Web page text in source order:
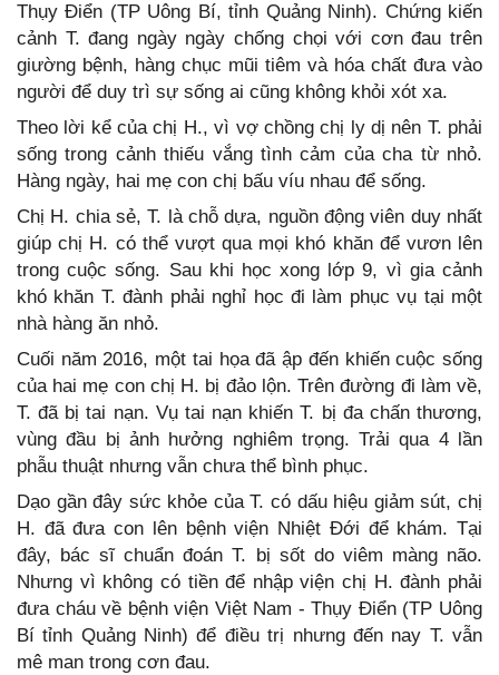
Thụy Điển (TP Uông Bí, tỉnh Quảng Ninh). Chứng kiến
cảnh T. đang ngày ngày chống chọi với cơn đau trên
giường bệnh, hàng chục mũi tiêm và hóa chất đưa vào
người để duy trì sự sống ai cũng không khỏi xót xa.
Theo lời kể của chị H., vì vợ chồng chị ly dị nên T. phải
sống trong cảnh thiếu vắng tình cảm của cha từ nhỏ.
Hàng ngày, hai mẹ con chị bấu víu nhau để sống.
Chị H. chia sẻ, T. là chỗ dựa, nguồn động viên duy nhất
giúp chị H. có thể vượt qua mọi khó khăn để vươn lên
trong cuộc sống. Sau khi học xong lớp 9, vì gia cảnh
khó khăn T. đành phải nghỉ học đi làm phục vụ tại một
nhà hàng ăn nhỏ.
Cuối năm 2016, một tai họa đã ập đến khiến cuộc sống
của hai mẹ con chị H. bị đảo lộn. Trên đường đi làm về,
T. đã bị tai nạn. Vụ tai nạn khiến T. bị đa chấn thương,
vùng đầu bị ảnh hưởng nghiêm trọng. Trải qua 4 lần
phẫu thuật nhưng vẫn chưa thể bình phục.
Dạo gần đây sức khỏe của T. có dấu hiệu giảm sút, chị
H. đã đưa con lên bệnh viện Nhiệt Đới để khám. Tại
đây, bác sĩ chuẩn đoán T. bị sốt do viêm màng não.
Nhưng vì không có tiền để nhập viện chị H. đành phải
đưa cháu về bệnh viện Việt Nam - Thụy Điển (TP Uông
Bí tỉnh Quảng Ninh) để điều trị nhưng đến nay T. vẫn
mê man trong cơn đau.